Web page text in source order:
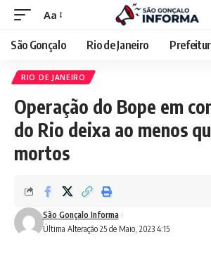
Aa
São Gonçalo Rio de Janeiro
RIO DE JANEIRO
Operação do Bope em
do Rio deixa ao menos
mortos
Última Alteração 25 de Maio, 2023 4:15
São Gonçalo Informa